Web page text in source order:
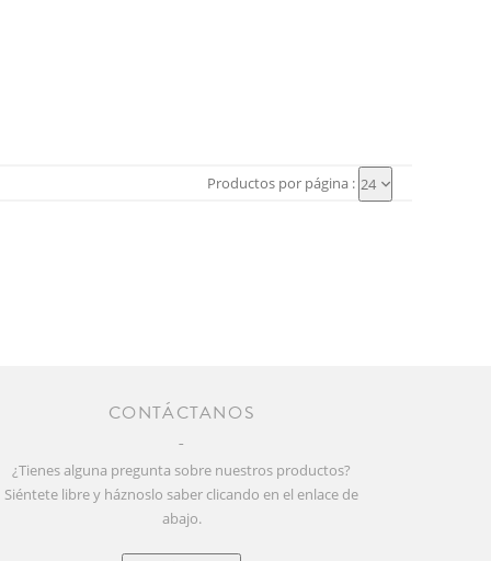
Productos por página : 24
CONTÁCTANOS
¿Tienes alguna pregunta sobre nuestros productos?
Siéntete libre y háznoslo saber clicando en el enlace de
abajo.